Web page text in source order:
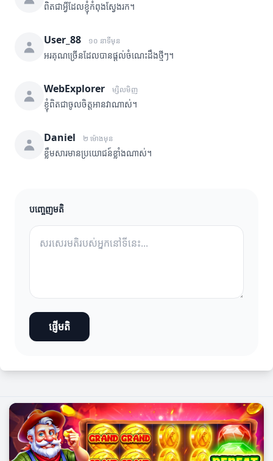
ពិតជាអ្វីដែលខ្ញុំកំពុងស្វែងរក។
User_88 ១០ នាទីមុន
អរគុណច្រើនដែលបានផ្តល់ចំណេះដឹងថ្មីៗ។
WebExplorer ម្សិលមិញ
ខ្ញុំពិតជាចូលចិត្តអានវាណាស់។
Daniel ២ ម៉ោងមុន
ខ្លឹមសារមានប្រយោជន៍ខ្លាំងណាស់។
បញ្ចេញមតិ
ផ្ញើមតិ